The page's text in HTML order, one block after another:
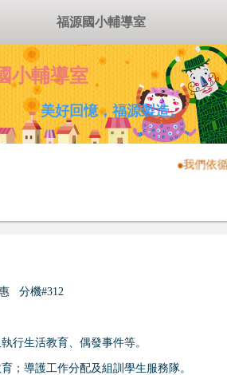
小輔導室
回憶，福源製造。
●我們依
分機#312
行生活教育、偶發事件等。
；導護工作分配及組訓學生服務隊。
福源國小輔導室